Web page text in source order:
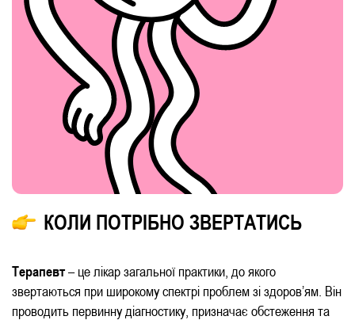
КОЛИ ПОТРІБНО ЗВЕРТАТИСЬ
Терапевт– це лікар загальної практики, до якого
звертаються при широкому спектрі проблем зі здоров’ям. Він
проводить первинну діагностику, призначає обстеження та